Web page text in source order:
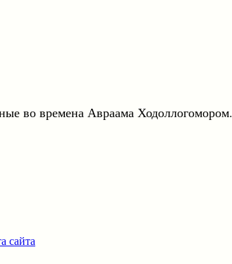
времена Авраама Ходоллогомором.
сайта